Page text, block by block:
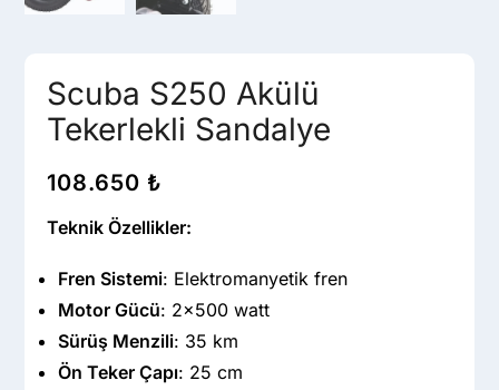
Scuba S250 Akülü
Tekerlekli Sandalye
108.650 ₺
Teknik Özellikler:
Fren Sistemi: Elektromanyetik fren
Motor Gücü: 2×500 watt
Sürüş Menzili: 35 km
Ön Teker Çapı: 25 cm